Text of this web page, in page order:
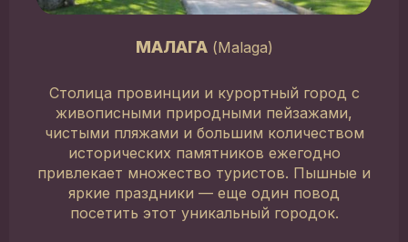
МАЛАГА(Malaga)
Столица провинции и курортный город с
живописными природными пейзажами,
чистыми пляжами и большим количеством
исторических памятников ежегодно
привлекает множество туристов. Пышные и
яркие праздники — еще один повод
посетить этот уникальный городок.